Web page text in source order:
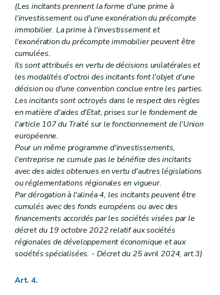
(Les incitants prennent la forme d'une prime à
l'investissement ou d'une exonération du précompte
immobilier. La prime à l'investissement et
l'exonération du précompte immobilier peuvent être
cumulées.
Ils sont attribués en vertu de décisions unilatérales et
les modalités d'octroi des incitants font l'objet d'une
décision ou d'une convention conclue entre les parties.
Les incitants sont octroyés dans le respect des règles
en matière d'aides d'Etat, prises sur le fondement de
l'article 107 du Traité sur le fonctionnement de l'Union
européenne.
Pour un même programme d'investissements,
l'entreprise ne cumule pas le bénéfice des incitants
avec des aides obtenues en vertu d'autres législations
ou réglementations régionales en vigueur.
Par dérogation à l'alinéa 4, les incitants peuvent être
cumulés avec des fonds européens ou avec des
financements accordés par les sociétés visées par le
décret du 19 octobre 2022 relatif aux sociétés
régionales de développement économique et aux
sociétés spécialisées. - Décret du 25 avril 2024, art.3)
Art. 4.